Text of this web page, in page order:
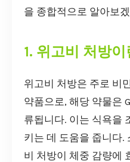
을 종합적으로 알아보
1. 위고비 처방이
위고비 처방은 주로 비
약품으로, 해당 약물은
류됩니다. 이는 식욕을
키는 데 도움을 줍니다.
비 처방이 체중 감량에